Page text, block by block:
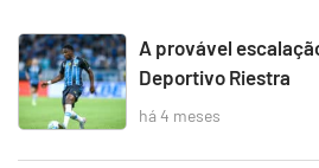
A provável
Deportivo Riestra
há 4 meses